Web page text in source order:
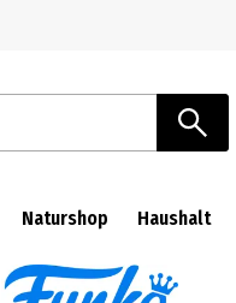
Naturshop Haushalt